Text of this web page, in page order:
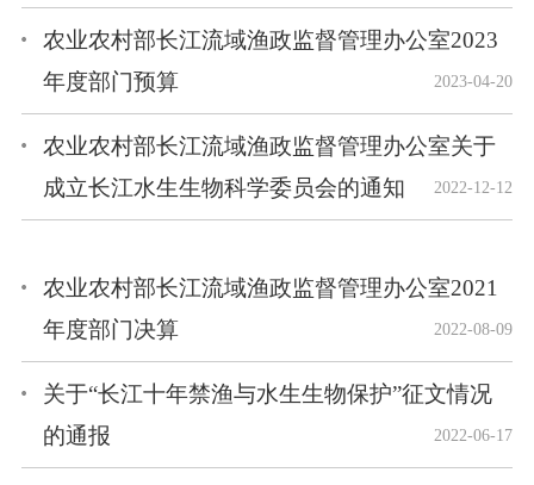
农业农村部长江流域渔政监督管理办公室2023
年度部门预算
2023-04-20
农业农村部长江流域渔政监督管理办公室关于
成立长江水生生物科学委员会的通知
2022-12-12
农业农村部长江流域渔政监督管理办公室2021
年度部门决算
2022-08-09
关于“长江十年禁渔与水生生物保护”征文情况
的通报
2022-06-17